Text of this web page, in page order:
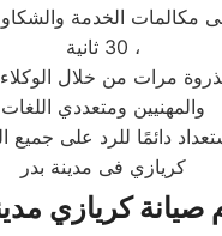
مكالمات الخدمة
30 ثانية ،
مرات من خلال الوكلاء
والمهنيين ومتعددي اللغات
دائمًا للرد على جميع
كريازي فى مدينة بدر
صيانة كريازي